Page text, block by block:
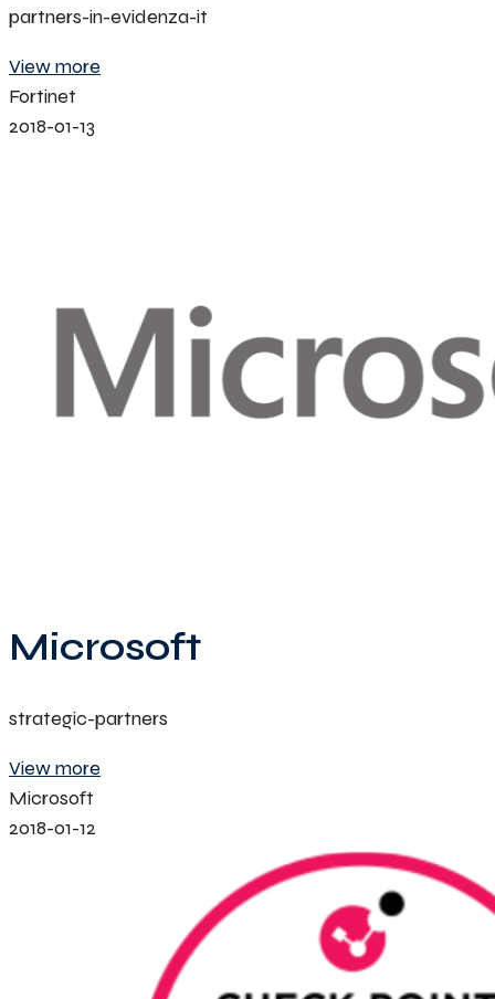
partners-in-evidenza-it
View more
Fortinet
2018-01-13
Microsoft
strategic-partners
View more
Microsoft
2018-01-12